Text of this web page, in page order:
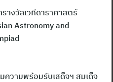
างวัลเวทีดาราศาสตร์
Astronomy and
ความพร้อมรับเสด็จฯ สมเด็จ